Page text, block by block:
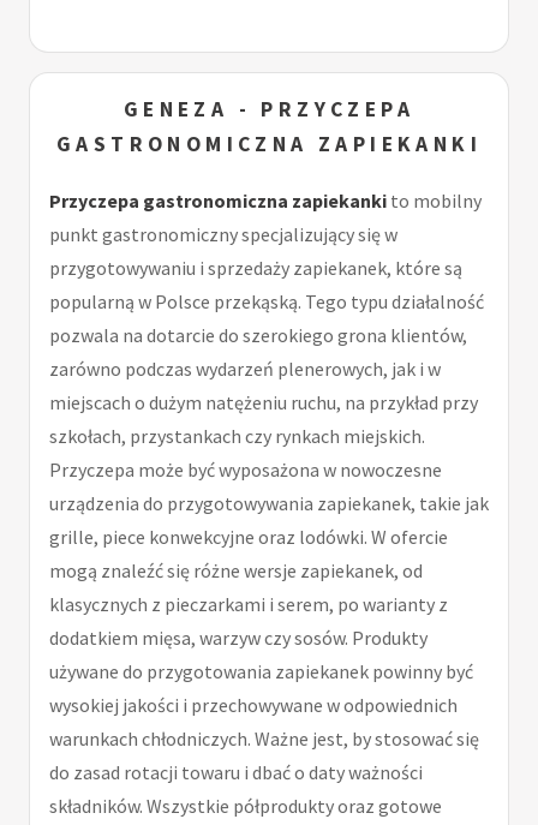
GENEZA - PRZYCZEPA
GASTRONOMICZNA ZAPIEKANKI
Przyczepa gastronomiczna zapiekanki to mobilny
punkt gastronomiczny specjalizujący się w
przygotowywaniu i sprzedaży zapiekanek, które są
popularną w Polsce przekąską. Tego typu działalność
pozwala na dotarcie do szerokiego grona klientów,
zarówno podczas wydarzeń plenerowych, jak i w
miejscach o dużym natężeniu ruchu, na przykład przy
szkołach, przystankach czy rynkach miejskich.
Przyczepa może być wyposażona w nowoczesne
urządzenia do przygotowywania zapiekanek, takie jak
grille, piece konwekcyjne oraz lodówki. W ofercie
mogą znaleźć się różne wersje zapiekanek, od
klasycznych z pieczarkami i serem, po warianty z
dodatkiem mięsa, warzyw czy sosów. Produkty
używane do przygotowania zapiekanek powinny być
wysokiej jakości i przechowywane w odpowiednich
warunkach chłodniczych. Ważne jest, by stosować się
do zasad rotacji towaru i dbać o daty ważności
składników. Wszystkie półprodukty oraz gotowe